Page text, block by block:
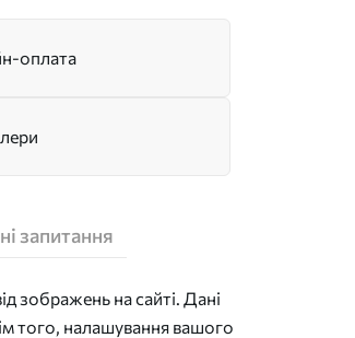
оплата
запитання
зображень на сайті. Дані
того, налашування вашого